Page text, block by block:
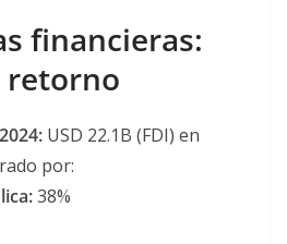
financieras:
retorno
USD 22.1B (FDI) en
por:
38%